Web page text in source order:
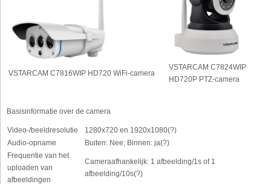
VSTARCAM C7816WIP HD720 WiFi-camera
VSTARCAM C7824WIP
HD720P PTZ-camera
Basisinformatie over de camera
Video-/beeldresolutie
1280x720 en 1920x1080(?)
Audio-opname
Buiten: Nee; Binnen: ja(?)
Frequentie van het
uploaden van
afbeeldingen
Cameraafhankelijk: 1 afbeelding/1s of 1
afbeelding/10s(?)